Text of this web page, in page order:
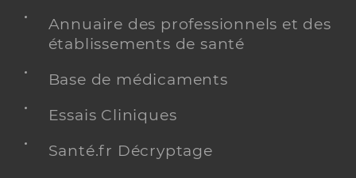
Annuaire des professionnels et des
établissements de santé
Base de médicaments
Essais Cliniques
Santé.fr Décryptage